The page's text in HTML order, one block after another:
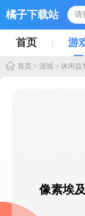
橘子下载站
首页 游
首页 > 游戏 > 休闲益
像素埃